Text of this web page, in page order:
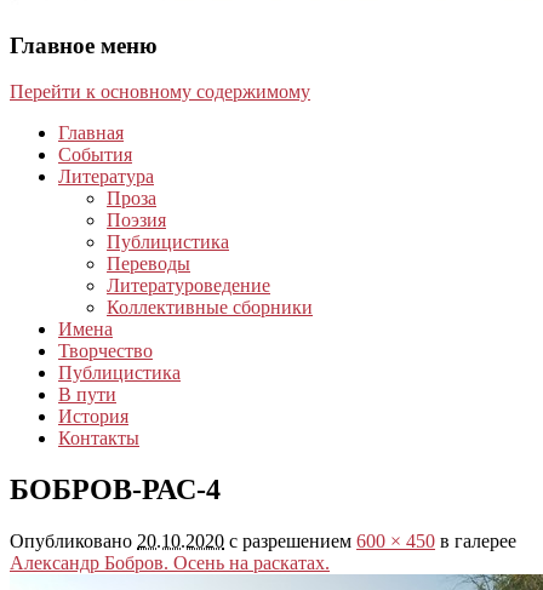
Главное меню
Перейти к основному содержимому
Главная
События
Литература
Проза
Поэзия
Публицистика
Переводы
Литературоведение
Коллективные сборники
Имена
Творчество
Публицистика
В пути
История
Контакты
БОБРОВ-РАС-4
Опубликовано 20.10.2020 с разрешением 600 × 450 в галерее
Александр Бобров. Осень на раскатах.